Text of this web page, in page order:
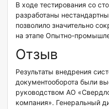
В ходе тестирования со
разработаны
позволило значительно
на этапе Опытно-
Отзыв
Результаты внедрения
документооборота были
руководством АО
компания». Генеральный